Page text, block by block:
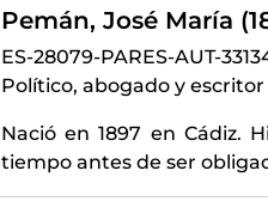
Pemán, José María
ES-28079-PARES-AUT-
Político, abogado y escritor
Nació en 1897 en Cádiz.
tiempo antes de ser